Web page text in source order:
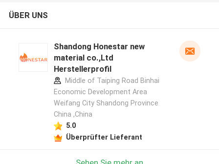
ÜBER UNS
Shandong Honestar new
material co.,Ltd
Herstellerprofil
Middle of Taiping Road Binhai
Economic Development Area
Weifang City Shandong Province
China ,China
5.0
Überprüfter Lieferant